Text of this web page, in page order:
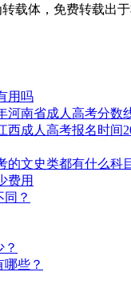
载体，免费转载出
用吗
河南省成人高考分数
西成人高考报名时间
的文史类都有什么科
费用
？
些？